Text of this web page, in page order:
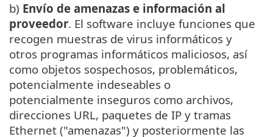
b) Envío de amenazas e información al
proveedor. El software incluye funciones que
recogen muestras de virus informáticos y
otros programas informáticos maliciosos, así
como objetos sospechosos, problemáticos,
potencialmente indeseables o
potencialmente inseguros como archivos,
direcciones URL, paquetes de IP y tramas
Ethernet ("amenazas") y posteriormente las